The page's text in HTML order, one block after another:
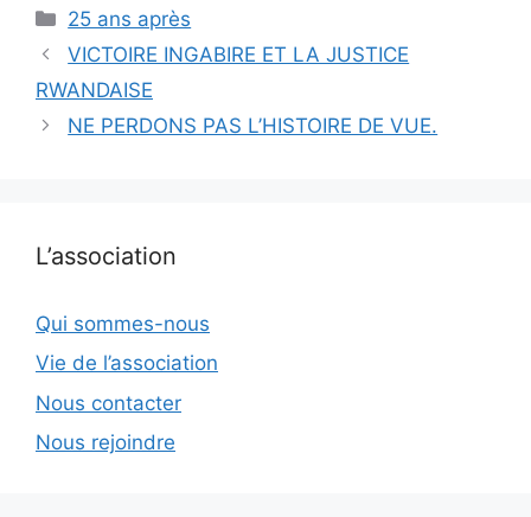
Catégories
25 ans après
VICTOIRE INGABIRE ET LA JUSTICE
RWANDAISE
NE PERDONS PAS L’HISTOIRE DE VUE.
L’association
Qui sommes-nous
Vie de l’association
Nous contacter
Nous rejoindre